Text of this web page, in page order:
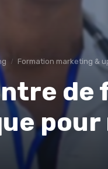
Formation marketing &
de